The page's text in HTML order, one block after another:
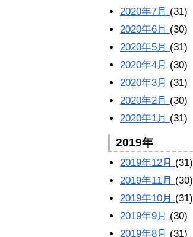
2020年7月 (31)
2020年6月 (30)
2020年5月 (31)
2020年4月 (30)
2020年3月 (31)
2020年2月 (30)
2020年1月 (31)
2019年
2019年12月 (31)
2019年11月 (30)
2019年10月 (31)
2019年9月 (30)
2019年8月 (31)